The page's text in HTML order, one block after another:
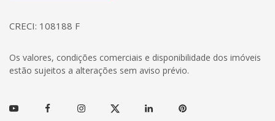
CRECI: 108188 F
Os valores, condições comerciais e disponibilidade dos imóveis
estão sujeitos a alterações sem aviso prévio.
Youtube FacebookInstagramTwitter Linkedin Pinterest